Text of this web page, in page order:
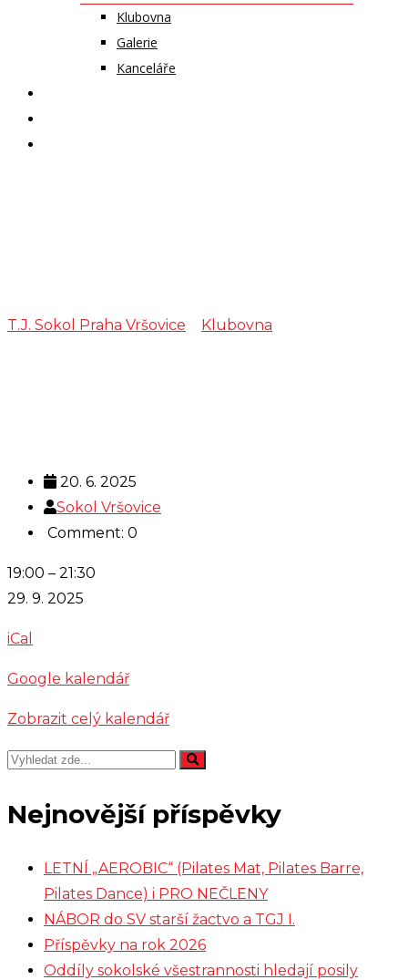
Klubovna
Galerie
Kanceláře
T.J. Sokol Praha Vršovice Klubovna
20. 6. 2025
Sokol Vršovice
Comment: 0
Zkouška
-
Trnka
19:00 – 21:30
29. 9. 2025
iCal
Google kalendář
Zobrazit celý kalendář
Nejnovější příspěvky
LETNÍ „AEROBIC“ (Pilates Mat, Pilates Barre,
Pilates Dance) i PRO NEČLENY
NÁBOR do SV starší žactvo a TGJ I.
Příspěvky na rok 2026
Oddíly sokolské všestrannosti hledají posily